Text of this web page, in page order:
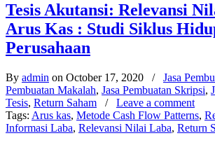
Tesis Akutansi: Relevansi
Arus Kas : Studi Siklus
Perusahaan
By admin on October 17, 2020 / Jasa
Pembuatan Makalah, Jasa Pembuatan Skripsi,
Tesis, Return Saham / Leave a comment
Tags: Arus kas, Metode Cash Flow Patterns,
Informasi Laba, Relevansi Nilai Laba, Return